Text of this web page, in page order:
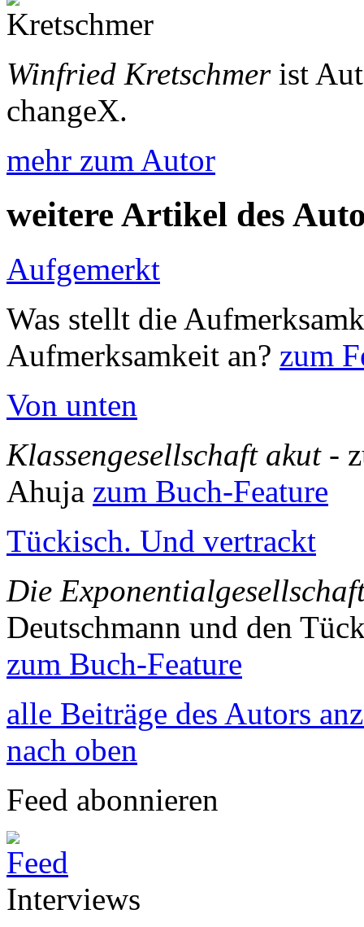
Winfried Kretschmerist
changeX.
mehr zum Autor
weitere Artikel des
Aufgemerkt
Was stellt die
Aufmerksamkeit an? zum
Von unten
Klassengesellschaft akut-
Ahuja zum Buch-Feature
Tückisch. Und vertrackt
Die
Deutschmann und den
zum Buch-Feature
alle Beiträge des Autors
nach oben
Feed abonnieren
Interviews